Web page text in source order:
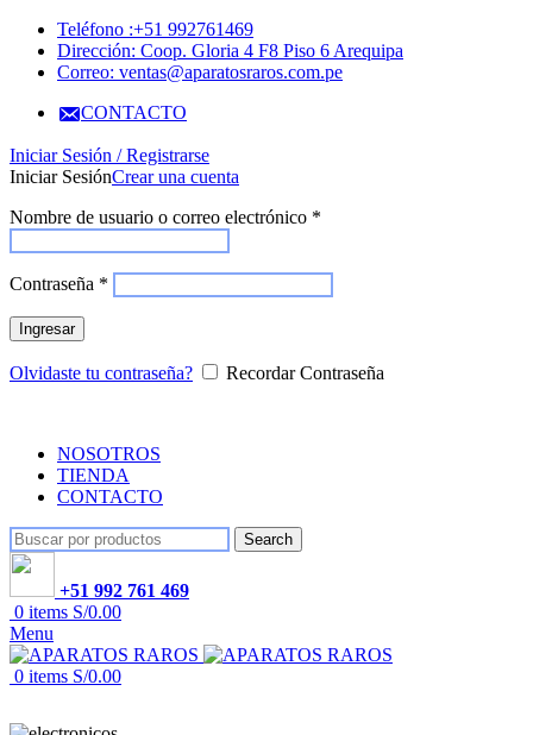
Teléfono :+51 992761469
Dirección: Coop. Gloria 4 F8 Piso 6 Arequipa
Correo: ventas@aparatosraros.com.pe
CONTACTO
Iniciar Sesión / Registrarse
Iniciar SesiónCrear una cuenta
Nombre de usuario o correo electrónico *
Contraseña *
Ingresar
Olvidaste tu contraseña? Recordar Contraseña
NOSOTROS
TIENDA
CONTACTO
Search
+51 992 761 469
0 items S/0.00
Menu
0 items S/0.00